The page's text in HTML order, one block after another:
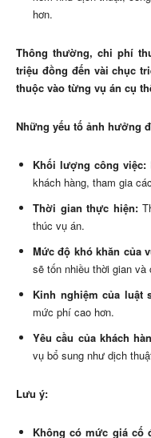
hơn.
Thông thường, chi phí
triệu đồng đến vài chục
thuộc vào từng vụ án cụ
Những yếu tố ảnh hưởng
Khối lượng công việc:
khách hàng, tham gia
Thời gian thực hiện:
thúc vụ án.
Mức độ khó khăn của
sẽ tốn nhiều thời gian và
Kinh nghiệm của luật
mức phí cao hơn.
Yêu cầu của khách
vụ bổ sung như dịch
Lưu ý:
Không có mức giá cố